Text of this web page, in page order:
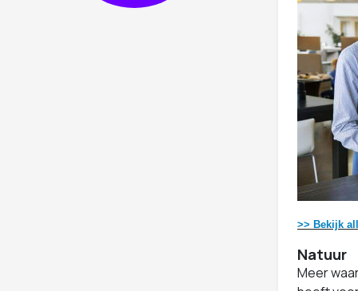
>> Bekijk
Natuur
Meer